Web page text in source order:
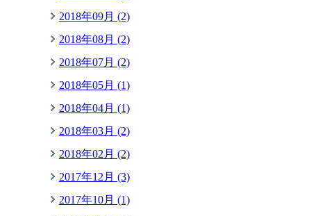
2018年09月 (2)
2018年08月 (2)
2018年07月 (2)
2018年05月 (1)
2018年04月 (1)
2018年03月 (2)
2018年02月 (2)
2017年12月 (3)
2017年10月 (1)